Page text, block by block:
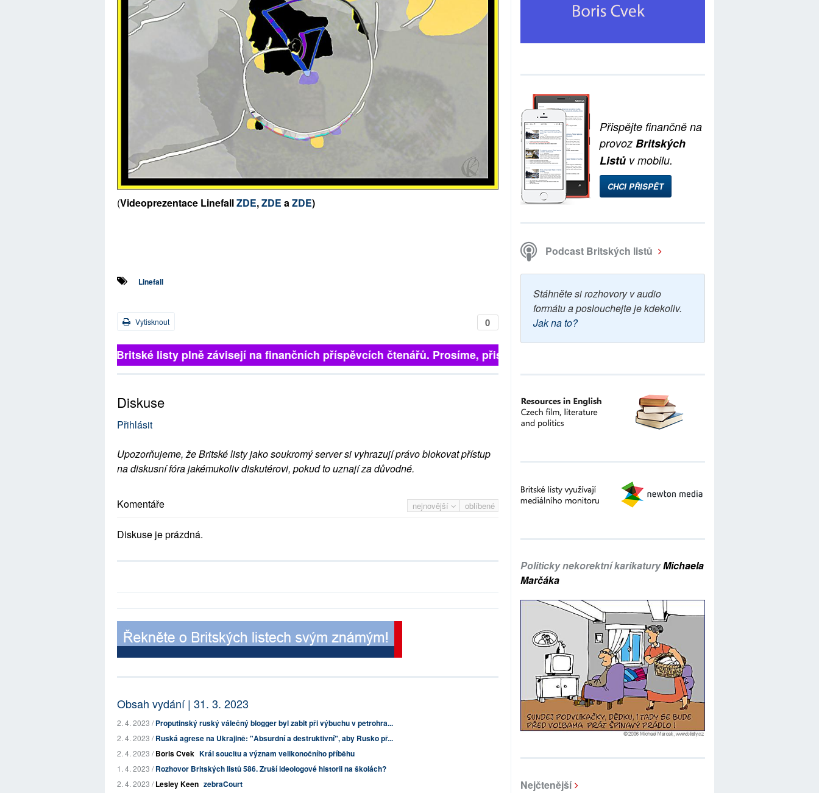
(Videoprezentace LinefallZDE,ZDE aZDE)
Linefall
0
Vytisknout
Britské listy plně závisejí na finančních příspěvcích čtenářů. Prosíme, přispějte. ➥
Diskuse
Přihlásit
Upozorňujeme, že Britské listy jako soukromý server si vyhrazují právo blokovat přístup
na diskusní fóra jakémukoliv diskutérovi, pokud to uznají za důvodné.
nejnovější oblíbené
Komentáře
Diskuse je prázdná.
Obsah vydání | 31. 3. 2023
2. 4. 2023 /Proputinský ruský válečný blogger byl zabit při výbuchu v petrohra...
2. 4. 2023 /Ruská agrese na Ukrajině: "Absurdní a destruktivní", aby Rusko př...
2. 4. 2023 /Boris Cvek Král soucitu a význam velikonočního příběhu
1. 4. 2023 /Rozhovor Britských listů 586. Zruší ideologové historii na školách?
2. 4. 2023 /Lesley Keen zebraCourt
Přispějte finančně na
provoz Britských
Listův mobilu.
CHCI PŘISPĚT
Podcast Britských listů
Stáhněte si rozhovory v audio
formátu a poslouchejte je kdekoliv.
Jak na to?
Politicky nekorektní karikaturyMichaela
Marčáka
Nejčtenější